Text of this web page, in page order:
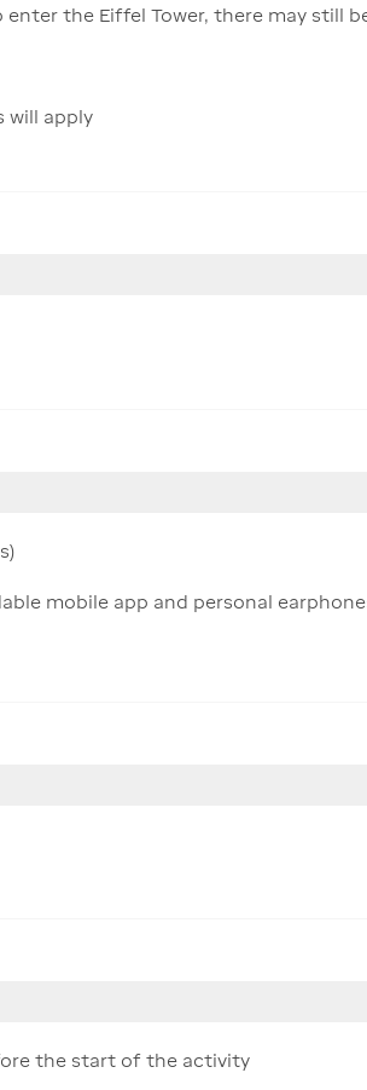
the Eiffel Tower, there may still
will apply
mobile app and personal
the start of the activity